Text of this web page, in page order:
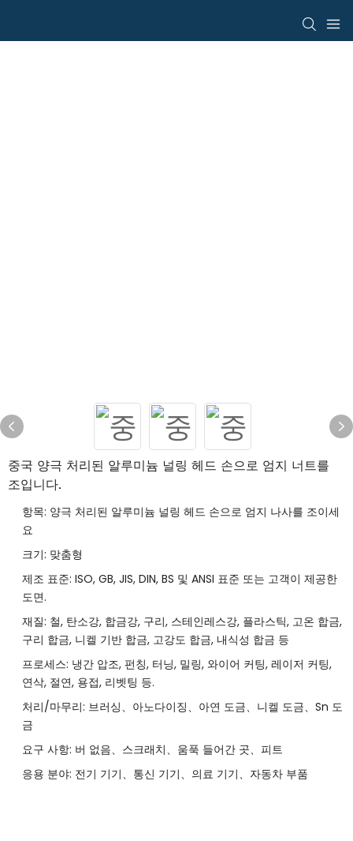
중국 양극 처리된 알루미늄 널링 헤드 손으로 엄지 너트를
조입니다.
항목: 양극 처리된 알루미늄 널링 헤드 손으로 엄지 나사를 조이세
요
크기: 맞춤형
제조 표준: ISO, GB, JIS, DIN, BS 및 ANSI 표준 또는 고객이 제공한
도면.
재질: 철, 탄소강, 합금강, 구리, 스테인레스강, 플라스틱, 고온 합금,
구리 합금, 니켈 기반 합금, 고강도 합금, 내식성 합금 등
프로세스: 냉간 압조, 펀칭, 터닝, 밀링, 와이어 커팅, 레이저 커팅,
연삭, 절연, 용접, 리벳팅 등.
처리/마무리: 브러싱、아노다이징、아연 도금、니켈 도금、Sn 도
금
요구 사항: 버 없음、스크래치、움푹 들어간 곳、피트
응용 분야: 전기 기기、통신 기기、의료 기기、자동차 부품